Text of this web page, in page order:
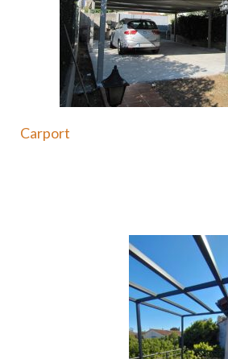
Carport